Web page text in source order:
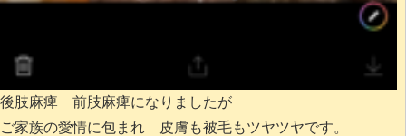
後肢麻痺 前肢麻痺になりましたが
ご家族の愛情に包まれ 皮膚も被毛もツヤツヤです。